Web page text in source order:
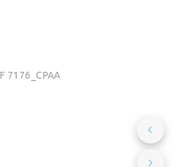
7176_CPAA